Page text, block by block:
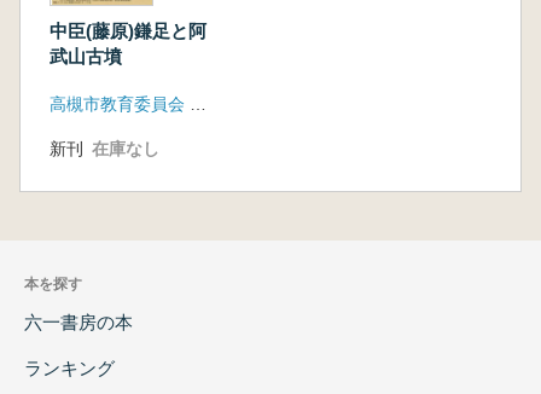
中臣(藤原)鎌足と阿
武山古墳
新刊 在庫なし
本を探す
六一書房の本
ランキング